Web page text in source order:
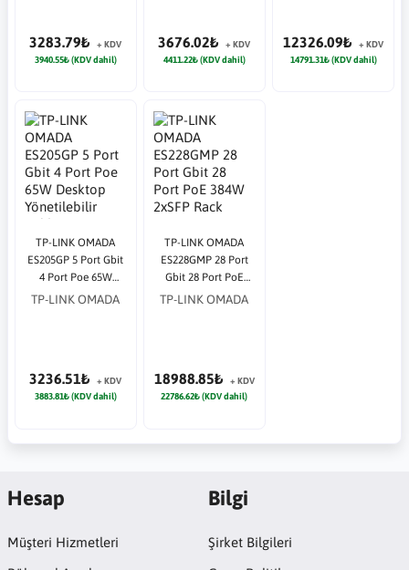
3283.79₺
+ KDV
3940.55₺ (KDV dahil)
3676.02₺
+ KDV
4411.22₺ (KDV dahil)
12326.09₺
+ KDV
14791.31₺ (KDV dahil)
TP-LINK OMADA
ES205GP 5 Port Gbit
4 Port Poe 65W
Desktop Yönetilebilir
TP-LINK OMADA
3236.51₺
+ KDV
3883.81₺ (KDV dahil)
TP-LINK OMADA
ES228GMP 28 Port
Gbit 28 Port PoE
384W 2xSFP Rack
TP-LINK OMADA
18988.85₺
+ KDV
22786.62₺ (KDV dahil)
Hesap
Müşteri Hizmetleri
Bilgi
Şirket Bilgileri